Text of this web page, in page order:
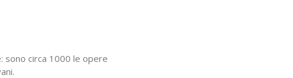
sono circa 1000 le opere